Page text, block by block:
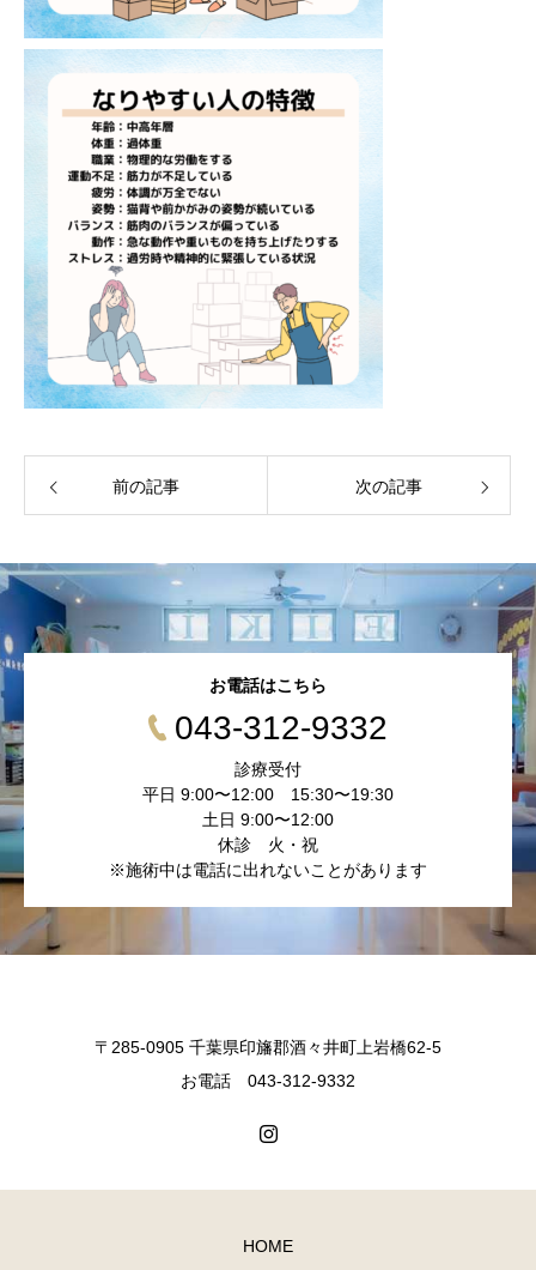
前の記事 次の記事
お電話はこちら
043-312-9332
診療受付
平日 9:00〜12:00 15:30〜19:30
土日 9:00〜12:00
休診 火・祝
※施術中は電話に出れないことがあります
〒285-0905 千葉県印旛郡酒々井町上岩橋62-5
お電話 043-312-9332
HOME